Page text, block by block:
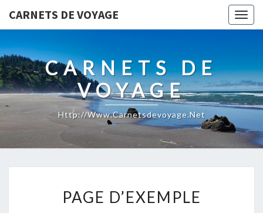
CARNETS DE VOYAGE
CARNETS DE
VOYAGE
Http://www.carnetsdevoyage.net
D’EXEMPLE
PAGE D’EXEMPLE